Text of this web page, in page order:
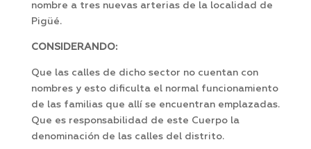
nombre a tres nuevas arterias de la localidad de
Pigüé.
CONSIDERANDO:
Que las calles de dicho sector no cuentan con
nombres y esto dificulta el normal funcionamiento
de las familias que allí se encuentran emplazadas.
Que es responsabilidad de este Cuerpo la
denominación de las calles del distrito.